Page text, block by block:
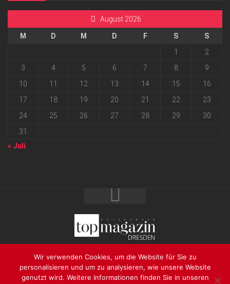
August 2026
M D M D F S
S
1
2
3
4 5 6 7 8
9
10
11 12 13 14 15
16
17
18 19 20 21 22
23
24
25 26 27 28 29
30
31
« Juli
2026 progressmedia Verlag & Werbeagentur GmbH • Bautzner
Landstraße 62 • 01324 Dresden
Wir verwenden Cookies, um die Website für Sie zu
personalisieren und um zu analysieren, wie unsere Website
genutzt wird. Weitere Informationen finden Sie in unseren